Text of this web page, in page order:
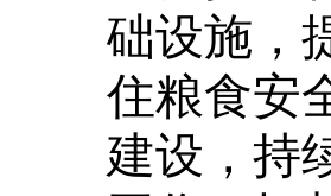
础设施，
住粮食安
建设，持